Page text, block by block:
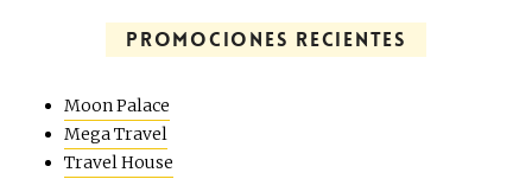
PROMOCIONES RECIENTES
Moon Palace
Mega Travel
Travel House